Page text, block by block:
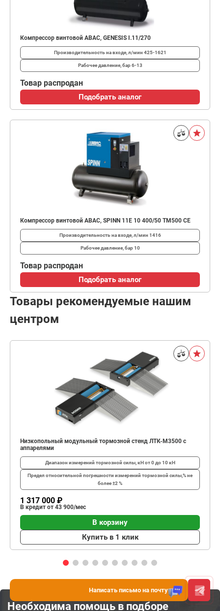
Компрессор винтовой ABAC, GENESIS I.11/270
Производительность на входе, л/мин 425-1621
Рабочее давление, бар6-13
Товар распродан
Подобрать аналог
Компрессор винтовой ABAC, SPINN 11E 10 400/50 TM500 CE
Производительность на входе, л/мин 1416
Рабочее давление, бар10
Товар распродан
Подобрать аналог
Товары рекомендуемые нашим
центром
Низкопольный модульный тормозной стенд ЛТК-М3500 с
аппарелями
Диапазон измерений тормозной силы, кНот 0 до 10 кН
Предел относительной погрешности измерений тормозной силы,%не
более ±2 %
1 317 000 ₽
В кредит от 43 900/мес
В корзину
Купить в 1 клик
Необходима помощь в подборе
Написать письмо на почту